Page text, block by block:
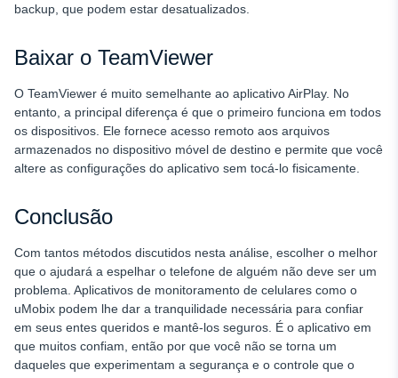
backup, que podem estar desatualizados.
Baixar o TeamViewer
O TeamViewer é muito semelhante ao aplicativo AirPlay. No
entanto, a principal diferença é que o primeiro funciona em todos
os dispositivos. Ele fornece acesso remoto aos arquivos
armazenados no dispositivo móvel de destino e permite que você
altere as configurações do aplicativo sem tocá-lo fisicamente.
Conclusão
Com tantos métodos discutidos nesta análise, escolher o melhor
que o ajudará a espelhar o telefone de alguém não deve ser um
problema. Aplicativos de monitoramento de celulares como o
uMobix podem lhe dar a tranquilidade necessária para confiar
em seus entes queridos e mantê-los seguros. É o aplicativo em
que muitos confiam, então por que você não se torna um
daqueles que experimentam a segurança e o controle que o